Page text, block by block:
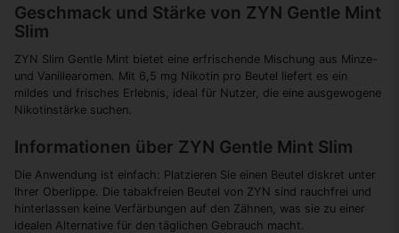
Geschmack und Stärke von ZYN Gentle Mint
Slim
ZYN Slim Gentle Mint bietet eine erfrischende Mischung aus Minze-
und Vanillearomen. Mit 6,5 mg Nikotin pro Beutel liefert es ein
mildes und frisches Erlebnis, ideal für Nutzer, die eine ausgewogene
Nikotinstärke suchen.
Informationen über ZYN Gentle Mint Slim
Die Anwendung ist einfach: Platzieren Sie einen Beutel diskret unter
Ihrer Oberlippe. Die tabakfreien Beutel von ZYN sind rauchfrei und
hinterlassen keine Verfärbungen auf den Zähnen, was sie zu einer
idealen Alternative für den täglichen Gebrauch macht.